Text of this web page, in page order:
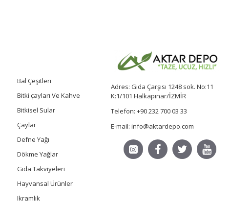
Bal Çeşitleri
Bitki çayları Ve Kahve
Bitkisel Sular
Çaylar
Defne Yağı
Dökme Yağlar
Gıda Takviyeleri
Hayvansal Ürünler
Ikramlık
Adres: Gıda Çarşısı 1248 sok. No:11
K:1/101 Halkapınar/İZMİR
Telefon: +90 232 700 03 33
E-mail: info@aktardepo.com